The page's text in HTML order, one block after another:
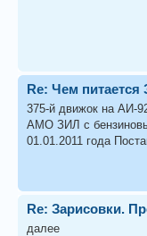
Re: Чем питается
375-й движок на АИ-
АМО ЗИЛ с
01.01.2011 года
Re: Зарисовки.
далее